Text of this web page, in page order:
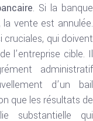
. Si la banque
la vente est annulée.
cruciales, qui doivent
l’entreprise cible. Il
administratif
d’un bail
que les résultats de
substantielle qui